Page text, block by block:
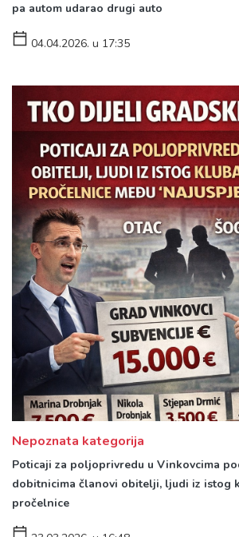
pa autom udarao drugi auto
04.04.2026. u 17:35
Nepoznata kategorija
Poticaji za poljoprivredu u Vinkovcima
dobitnicima članovi obitelji, ljudi iz istog
pročelnice